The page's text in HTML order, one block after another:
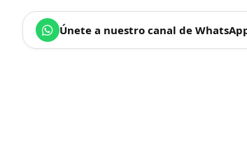
Únete a nuestro canal de